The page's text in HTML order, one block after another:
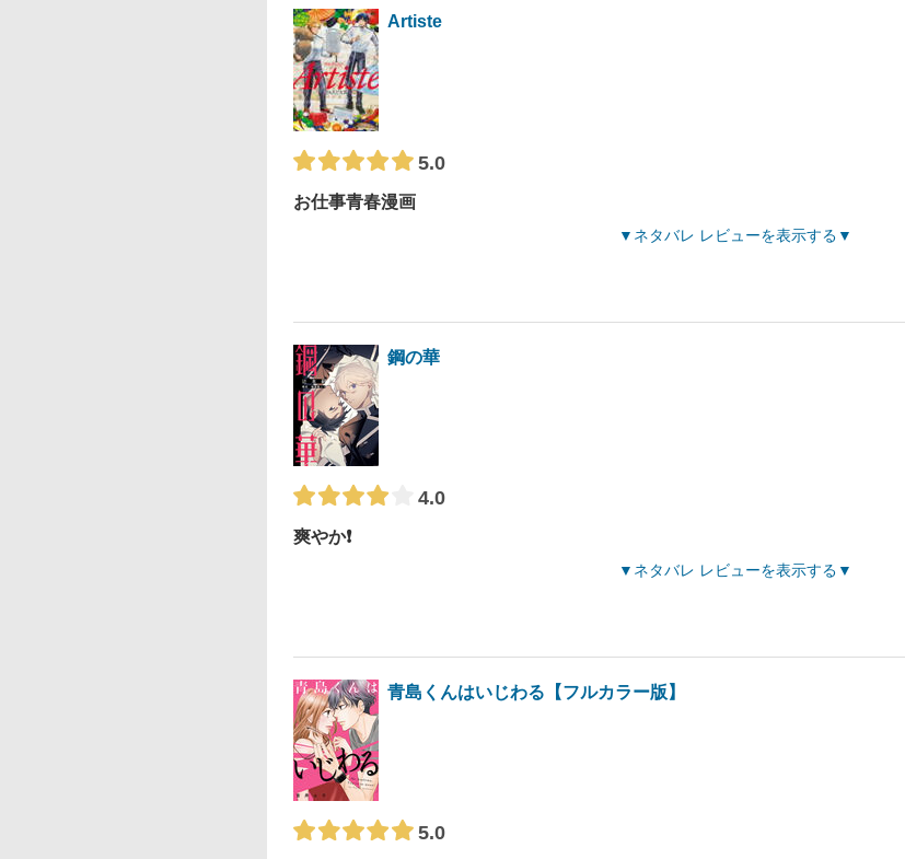
Artiste
5.0
お仕事青春漫画
ネタバレ レビューを表示する
鋼の華
4.0
爽やか❗️
ネタバレ レビューを表示する
青島くんはいじわる【フルカラー版】
5.0